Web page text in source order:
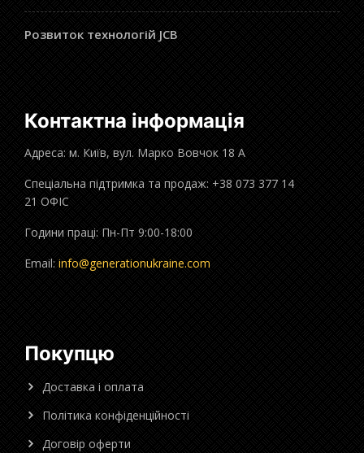
Розвиток технологій JCB
Контактна інформація
Адреса: м. Київ, вул. Марко Вовчок 18 А
Спеціальна підтримка та продаж: +38 073 377 14
21 ОФІС
Години праці: Пн-Пт 9:00-18:00
Email: info@generationukraine.com
Покупцю
Доставка і оплата
Політика конфіденційності
Договір оферти